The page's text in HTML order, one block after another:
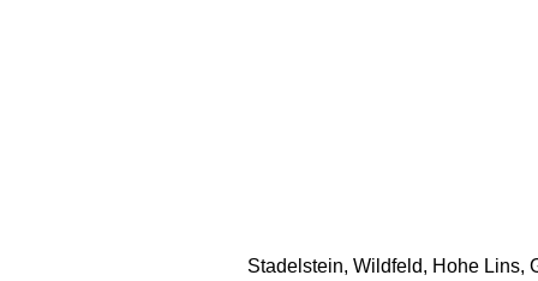
Stadelstein, Wildfeld, Hohe Lins,